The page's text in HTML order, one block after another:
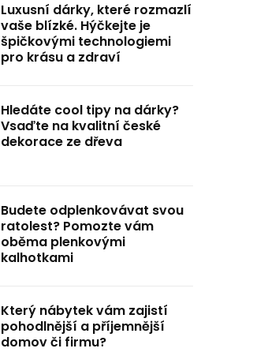
Luxusní dárky, které rozmazlí
vaše blízké. Hýčkejte je
špičkovými technologiemi
pro krásu a zdraví
Hledáte cool tipy na dárky?
Vsaďte na kvalitní české
dekorace ze dřeva
Budete odplenkovávat svou
ratolest? Pomozte vám
oběma plenkovými
kalhotkami
Který nábytek vám zajistí
pohodlnější a příjemnější
domov či firmu?